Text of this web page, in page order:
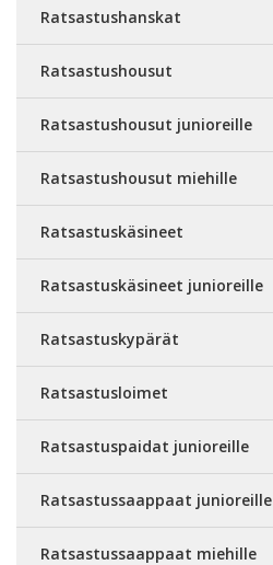
Ratsastushanskat
Ratsastushousut
Ratsastushousut junioreille
Ratsastushousut miehille
Ratsastuskäsineet
Ratsastuskäsineet junioreille
Ratsastuskypärät
Ratsastusloimet
Ratsastuspaidat junioreille
Ratsastussaappaat junioreille
Ratsastussaappaat miehille